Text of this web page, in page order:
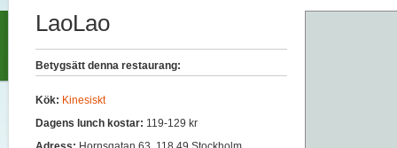
LaoLao
Betygsätt denna restaurang:
Kök: Kinesiskt
Dagens lunch kostar: 119-129 kr